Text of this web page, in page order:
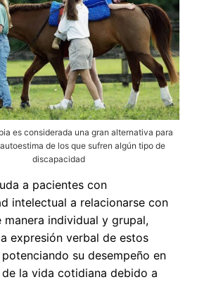
es considerada una gran alternativa para
de los que sufren algún tipo de
discapacidad
a pacientes con
intelectual a relacionarse con
manera individual y grupal,
expresión verbal de estos
su desempeño en
la vida cotidiana debido a